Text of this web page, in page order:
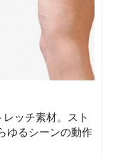
ッチ素材。スト
ゆるシーンの動作